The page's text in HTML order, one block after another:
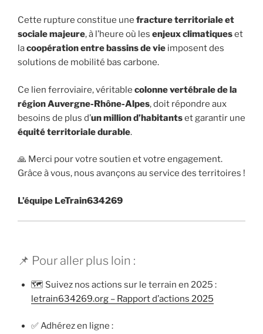
Cette rupture constitue une fracture territoriale et
sociale majeure, à l’heure où les enjeux climatiqueset
lacoopération entre bassins de vie imposent des
solutions de mobilité bas carbone.
Ce lien ferroviaire, véritable colonne vertébrale de la
région Auvergne-Rhône-Alpes, doit répondre aux
besoins de plus d’un million d’habitantset garantir une
équité territoriale durable.
🙏 Merci pour votre soutien et votre engagement.
Grâce à vous, nous avançons au service des territoires !
L’équipe LeTrain634269
📌 Pour aller plus loin :
🗺️ Suivez nos actions sur le terrain en 2025 :
letrain634269.org – Rapport d’actions 2025
✅ Adhérez en ligne :